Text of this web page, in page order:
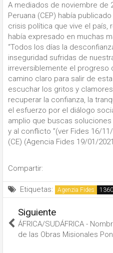
A mediados de noviembre de
Peruana (CEP) había
crisis política que vive el país,
había expresado en muchas
“Todos los días la
inseguridad sufridas de
irreversiblemente el progreso
camino claro para salir de
escuchar los gritos y
recuperar la confianza, la
el esfuerzo por el diálogo
amplio que buscas
y al conflicto ”(ver Fides 16/
(CE) (Agencia Fides 19/01/
Compartir:
Etiquetas: Agenzia Fides
Siguiente
ÁFRICA/SUDÁFRICA -
de las Obras Misionales